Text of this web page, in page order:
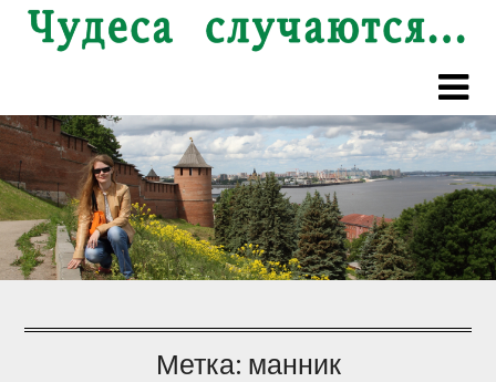
Перейти
Метка: манник